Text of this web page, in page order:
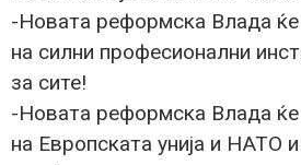
-Новата реформска Влада ќе
на силни професионални
за сите!
-Новата реформска Влада ќе
на Европската унија и НАТО